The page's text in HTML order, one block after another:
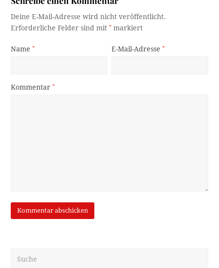
Deine E-Mail-Adresse wird nicht veröffentlicht.
Erforderliche Felder sind mit* markiert
Name* E-Mail-Adresse*
Kommentar*